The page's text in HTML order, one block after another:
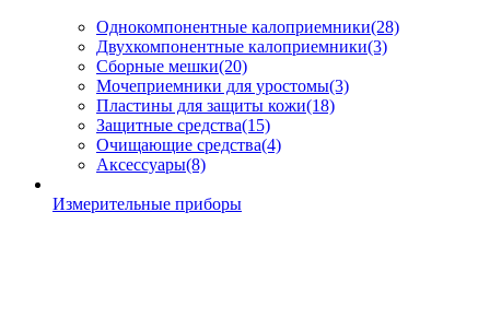
Однокомпонентные калоприемники(28)
Двухкомпонентные калоприемники(3)
Сборные мешки(20)
Мочеприемники для уростомы(3)
Пластины для защиты кожи(18)
Защитные средства(15)
Очищающие средства(4)
Аксессуары(8)
Измерительные приборы